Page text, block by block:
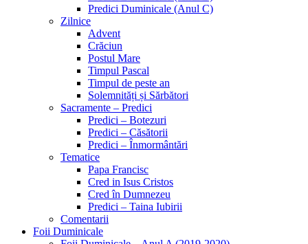
Predici Duminicale (Anul C)
Zilnice
Advent
Crăciun
Postul Mare
Timpul Pascal
Timpul de peste an
Solemnități și Sărbători
Sacramente – Predici
Predici – Botezuri
Predici – Căsătorii
Predici – Înmormântări
Tematice
Papa Francisc
Cred in Isus Cristos
Cred în Dumnezeu
Predici – Taina Iubirii
Comentarii
Foii Duminicale